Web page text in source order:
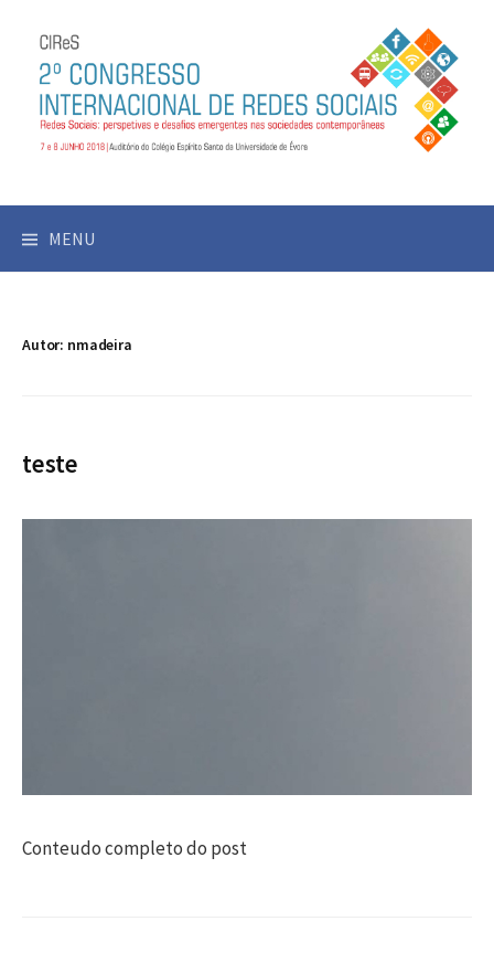
content
MENU
Autor: nmadeira
teste
Conteudo completo do post